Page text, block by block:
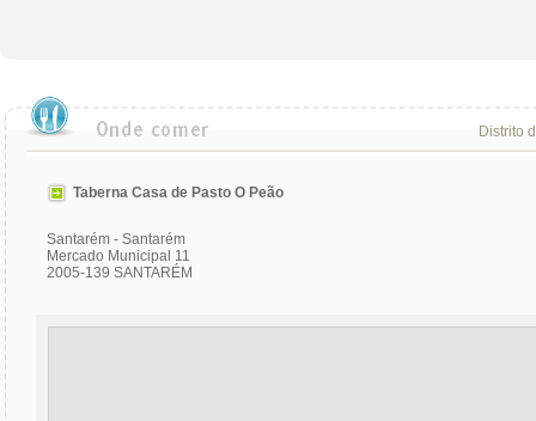
Distrito
Taberna Casa de Pasto O Peão
Santarém - Santarém
Mercado Municipal 11
2005-139 SANTARÉM